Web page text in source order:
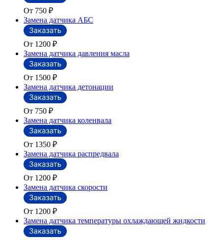
От 750 ₽
Замена датчика АБС
От 1200 ₽
Замена датчика давления масла
От 1500 ₽
Замена датчика детонации
От 750 ₽
Замена датчика коленвала
От 1350 ₽
Замена датчика распредвала
От 1200 ₽
Замена датчика скорости
От 1200 ₽
Замена датчика температуры охлаждающей жидкости